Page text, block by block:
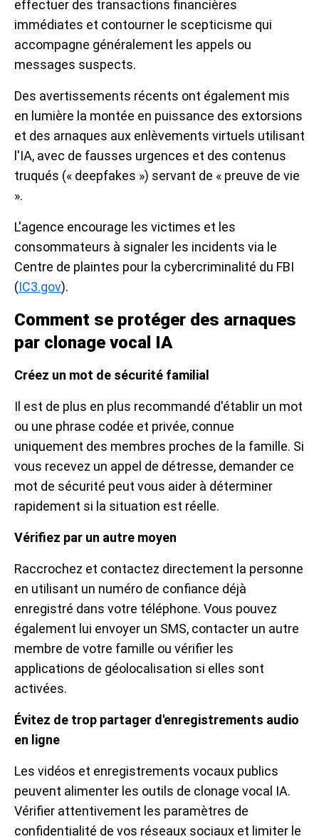
effectuer des transactions financières
immédiates et contourner le scepticisme qui
accompagne généralement les appels ou
messages suspects.
Des avertissements récents ont également mis
en lumière la montée en puissance des extorsions
et des arnaques aux enlèvements virtuels utilisant
l'IA, avec de fausses urgences et des contenus
truqués (« deepfakes ») servant de « preuve de vie
».
L'agence encourage les victimes et les
consommateurs à signaler les incidents via le
Centre de plaintes pour la cybercriminalité du FBI
(IC3.gov).
Comment se protéger des arnaques
par clonage vocal IA
Créez un mot de sécurité familial
Il est de plus en plus recommandé d'établir un mot
ou une phrase codée et privée, connue
uniquement des membres proches de la famille. Si
vous recevez un appel de détresse, demander ce
mot de sécurité peut vous aider à déterminer
rapidement si la situation est réelle.
Vérifiez par un autre moyen
Raccrochez et contactez directement la personne
en utilisant un numéro de confiance déjà
enregistré dans votre téléphone. Vous pouvez
également lui envoyer un SMS, contacter un autre
membre de votre famille ou vérifier les
applications de géolocalisation si elles sont
activées.
Évitez de trop partager d'enregistrements audio
en ligne
Les vidéos et enregistrements vocaux publics
peuvent alimenter les outils de clonage vocal IA.
Vérifier attentivement les paramètres de
confidentialité de vos réseaux sociaux et limiter le